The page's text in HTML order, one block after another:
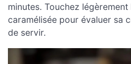
minutes. Touchez
caramélisée pour évaluer sa
de servir.